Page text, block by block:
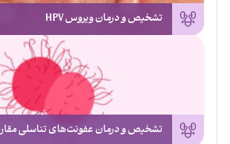
تشخیص و درمان ویروس HPV
تشخیص و درمان عفونت‌های تناسلی